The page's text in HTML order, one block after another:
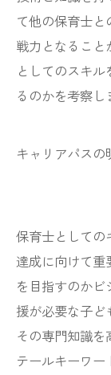
て他の保育士
戦力となるこ
としてのスキ
るのかを考察し
キャリアパス
保育士としての
達成に向けて
を目指すのか
援が必要な子ど
その専門知識
テールキーワ